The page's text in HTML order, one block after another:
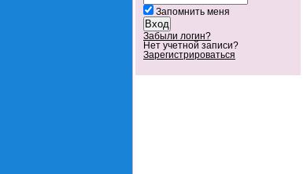
Запомнить меня
Забыли логин?
Нет учетной записи?
Зарегистрироваться